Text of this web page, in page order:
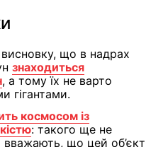
що в надрах
знаходиться
, а тому їх не варто
гігантами.
космосом із
: такого ще не
що цей об’єкт